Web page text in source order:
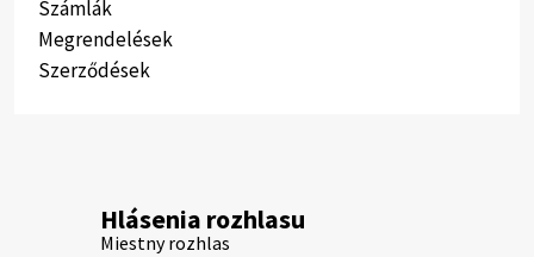
Számlák
Megrendelések
Szerződések
Hlásenia rozhlasu
Miestny rozhlas